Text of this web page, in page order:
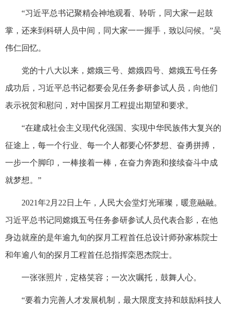
“习近平总书记聚精会神地观看、聆听，同大家一起鼓
掌，还来到科研人员中间，同大家一一握手，致以问候。”吴
伟仁回忆。
党的十八大以来，嫦娥三号、嫦娥四号、嫦娥五号任务
成功后，习近平总书记都要会见任务参研参试人员，向他们
表示祝贺和慰问，对中国探月工程提出期望和要求。
“在建成社会主义现代化强国、实现中华民族伟大复兴的
征途上，每一个行业、每一个人都要心怀梦想、奋勇拼搏，
一步一个脚印，一棒接着一棒，在奋力奔跑和接续奋斗中成
就梦想。”
2021年2月22日上午，人民大会堂灯光璀璨，暖意融融。
习近平总书记同嫦娥五号任务参研参试人员代表合影，在他
身边就座的是年逾九旬的探月工程首任总设计师孙家栋院士
和年逾八旬的探月工程首任总指挥栾恩杰院士。
一张张照片，定格笑容；一次次嘱托，鼓舞人心。
“要着力完善人才发展机制，最大限度支持和鼓励科技人